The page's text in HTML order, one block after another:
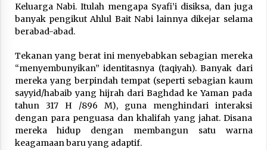
Keluarga Nabi. Itulah mengapa Syafi’i disiksa, dan juga
banyak pengikut Ahlul Bait Nabi lainnya dikejar selama
berabad-abad.
Tekanan yang berat ini menyebabkan sebagian mereka
“menyembunyikan” identitasnya (taqiyah). Banyak dari
mereka yang berpindah tempat (seperti sebagian kaum
sayyid/habaib yang hijrah dari Baghdad ke Yaman pada
tahun 317 H /896 M), guna menghindari interaksi
dengan para penguasa dan khalifah yang jahat. Disana
mereka hidup dengan membangun satu warna
keagamaan baru yang adaptif.